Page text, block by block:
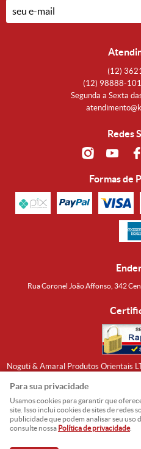
(12)
(12) 98888-
Segunda a Sexta
Redes
Formas de
Rua Coronel João Affonso, 342
Noguti & Amaral Produtos Orientais
Para sua privacidade
Usamos cookies para garantir que
site. Isso inclui cookies de sites de redes
publicidade que podem analisar seu uso
consulte nossa Política de privacidade.